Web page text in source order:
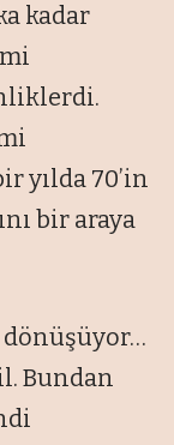
kadar
yılda 70’in
bir araya
dönüşüyor…
Bundan